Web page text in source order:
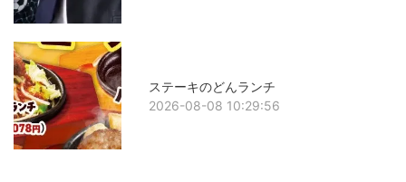
ステーキのどんランチ
2026-08-08 10:29:56